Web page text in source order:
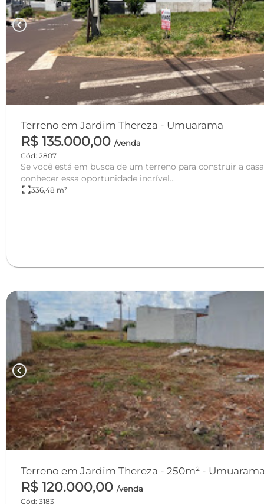
chevron_left
Terreno em Jardim Thereza - Umuarama
R$ 135.000,00 /venda
Cód: 2807
Se você está em busca de um terreno para construir a
conhecer essa oportunidade incrível...
fullscreen336,48 m²
chevron_left
Terreno em Jardim Thereza - 250m² - Umuarama
R$ 120.000,00 /venda
Cód: 3183